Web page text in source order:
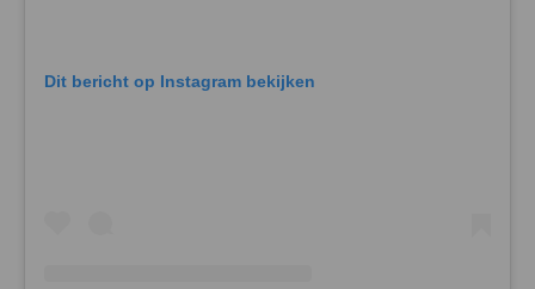
Dit bericht op Instagram bekijken